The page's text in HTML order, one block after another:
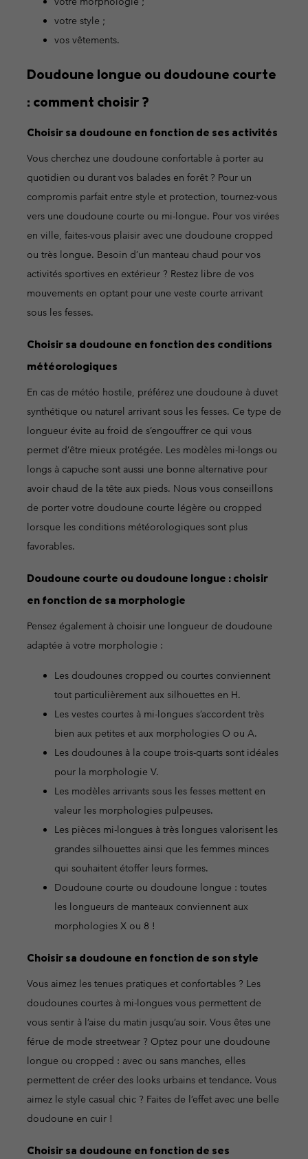
votre style ;
vos vêtements.
Doudoune longue ou doudoune courte
: comment choisir ?
Choisir sa doudoune en fonction de ses activités
Vous cherchez une doudoune confortable à porter au
quotidien ou durant vos balades en forêt ? Pour un
compromis parfait entre style et protection, tournez-vous
vers une doudoune courte ou mi-longue. Pour vos virées
en ville, faites-vous plaisir avec une doudoune cropped
ou très longue. Besoin d’un manteau chaud pour vos
activités sportives en extérieur ? Restez libre de vos
mouvements en optant pour une veste courte arrivant
sous les fesses.
Choisir sa doudoune en fonction des conditions
météorologiques
En cas de météo hostile, préférez une doudoune à duvet
synthétique ou naturel arrivant sous les fesses. Ce type de
longueur évite au froid de s’engouffrer ce qui vous
permet d’être mieux protégée. Les modèles mi-longs ou
longs à capuche sont aussi une bonne alternative pour
avoir chaud de la tête aux pieds. Nous vous conseillons
de porter votre doudoune courte légère ou cropped
lorsque les conditions météorologiques sont plus
favorables.
Doudoune courte ou doudoune longue : choisir
en fonction de sa morphologie
Pensez également à choisir une longueur de doudoune
adaptée à votre morphologie :
Les doudounes cropped ou courtes conviennent
tout particulièrement aux silhouettes en H.
Les vestes courtes à mi-longues s’accordent très
bien aux petites et aux morphologies O ou A.
Les doudounes à la coupe trois-quarts sont idéales
pour la morphologie V.
Les modèles arrivants sous les fesses mettent en
valeur les morphologies pulpeuses.
Les pièces mi-longues à très longues valorisent les
grandes silhouettes ainsi que les femmes minces
qui souhaitent étoffer leurs formes.
Doudoune courte ou doudoune longue : toutes
les longueurs de manteaux conviennent aux
morphologies X ou 8 !
Choisir sa doudoune en fonction de son style
Vous aimez les tenues pratiques et confortables ? Les
doudounes courtes à mi-longues vous permettent de
vous sentir à l’aise du matin jusqu’au soir. Vous êtes une
férue de mode streetwear ? Optez pour une doudoune
longue ou cropped : avec ou sans manches, elles
permettent de créer des looks urbains et tendance. Vous
aimez le style casual chic ? Faites de l’effet avec une belle
doudoune en cuir !
Choisir sa doudoune en fonction de ses